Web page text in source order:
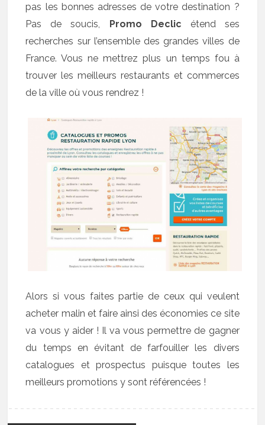
pas les bonnes adresses de votre destination ?
Pas de soucis, Promo Declic étend ses
recherches sur l’ensemble des grandes villes de
France. Vous ne mettrez plus un temps fou à
trouver les meilleurs restaurants et commerces
de la ville où vous rendrez !
Alors si vous faites partie de ceux qui veulent
acheter malin et faire ainsi des économies ce site
va vous y aider ! Il va vous permettre de gagner
du temps en évitant de farfouiller les divers
catalogues et prospectus puisque toutes les
meilleurs promotions y sont référencées !